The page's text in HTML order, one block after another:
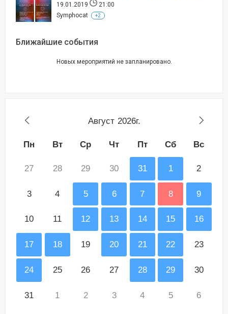
19.01.2019
21:00
Symphocat
+2
Ближайшие события
Новых мероприятий не запланировано.
Август 2026г.
Пн Вт Ср Чт Пт Сб Вс
27 28 29 30 31 1 2
3 4 5 6 7 8 9
10 11 12 13 14 15 16
17 18 19 20 21 22 23
24 25 26 27 28 29 30
31 1 2 3 4 5 6